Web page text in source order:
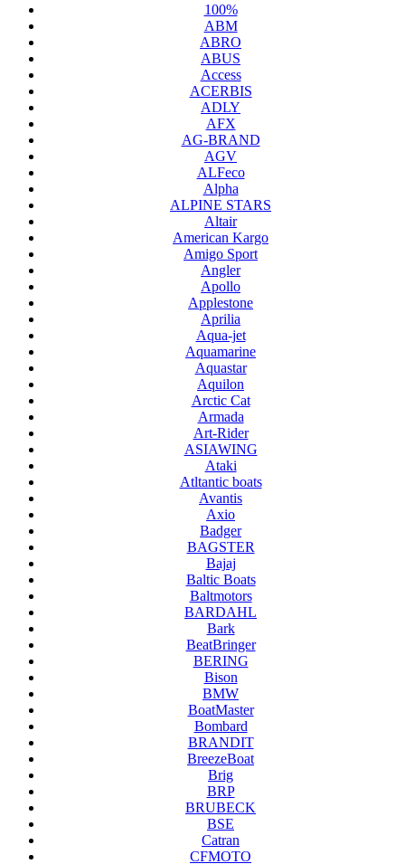
100%
ABM
ABRO
ABUS
Access
ACERBIS
ADLY
AFX
AG-BRAND
AGV
ALFeco
Alpha
ALPINE STARS
Altair
American Kargo
Amigo Sport
Angler
Apollo
Applestone
Aprilia
Aqua-jet
Aquamarine
Aquastar
Aquilon
Arctic Cat
Armada
Art-Rider
ASIAWING
Ataki
Atltantic boats
Avantis
Axio
Badger
BAGSTER
Bajaj
Baltic Boats
Baltmotors
BARDAHL
Bark
BeatBringer
BERING
Bison
BMW
BoatMaster
Bombard
BRANDIT
BreezeBoat
Brig
BRP
BRUBECK
BSE
Catran
CFMOTO